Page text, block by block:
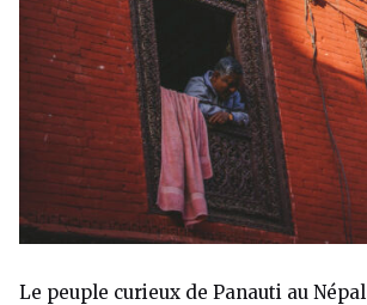
Le peuple curieux de Panauti au Népal